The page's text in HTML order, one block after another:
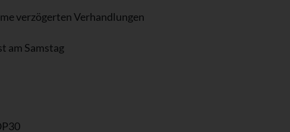
verzögerten Verhandlungen
am Samstag